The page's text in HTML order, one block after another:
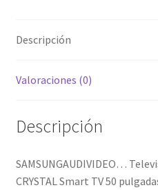
/3840
2160
T2
HDR
/LAN/
Descripción
Valoraciones (0)
Descripción
SAMSUNGAUDIVIDEO…
CRYSTAL Smart TV 50